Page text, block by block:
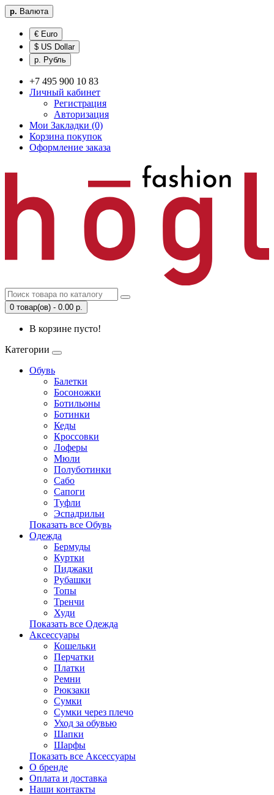
р. Валюта
€ Euro
$ US Dollar
р. Рубль
+7 495 900 10 83
Личный кабинет
Регистрация
Авторизация
Мои Закладки (0)
Корзина покупок
Оформление заказа
0 товар(ов) - 0.00 р.
В корзине пусто!
Категории
Обувь
Балетки
Босоножки
Ботильоны
Ботинки
Кеды
Кроссовки
Лоферы
Мюли
Полуботинки
Сабо
Сапоги
Туфли
Эспадрильи
Показать все Обувь
Одежда
Бермуды
Куртки
Пиджаки
Рубашки
Топы
Тренчи
Худи
Показать все Одежда
Аксессуары
Кошельки
Перчатки
Платки
Ремни
Рюкзаки
Сумки
Сумки через плечо
Уход за обувью
Шапки
Шарфы
Показать все Аксессуары
О бренде
Оплата и доставка
Наши контакты